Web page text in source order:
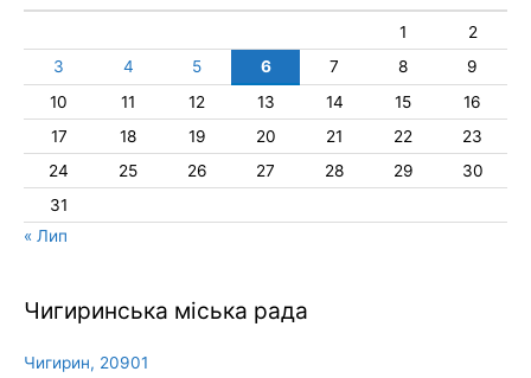
1
2
3
4 5 6 7 8
9
10
11 12 13 14 15
16
17
18 19 20 21 22
23
24
25 26 27 28 29
30
31
« Лип
Чигиринська міська рада
Чигирин, 20901